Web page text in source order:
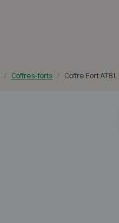
Coffres-forts Coffre Fort ATB L